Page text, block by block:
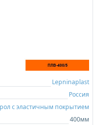
Lepninaplast
Россия
с эластичным покрытием
400мм